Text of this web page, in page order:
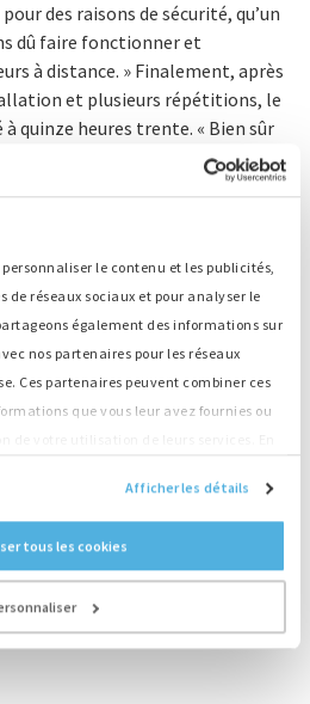
le contenu et les publicités,
réseaux sociaux et pour analyser le
également des informations sur
nos partenaires pour les réseaux
Ces partenaires peuvent combiner ces
que vous leur avez fournies ou
Afficher les détails
tous les cookies
des raisons de sécurité, qu’un
dû faire fonctionner et
à distance. » Finalement, après
et plusieurs répétitions, le
quinze heures trente. « Bien sûr
tendus dans la cabine de régie,
le spectacle de 12 minutes
de nuit pour tous les
projet très spécial et
impressionnant sur
ce cas, n’hésitez pas à nous